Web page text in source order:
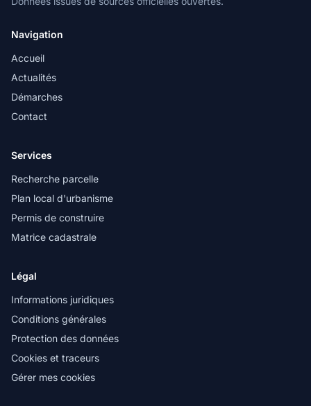
Navigation
Accueil
Actualités
Démarches
Contact
Services
Recherche parcelle
Plan local d'urbanisme
Permis de construire
Matrice cadastrale
Légal
Informations juridiques
Conditions générales
Protection des données
Cookies et traceurs
Gérer mes cookies